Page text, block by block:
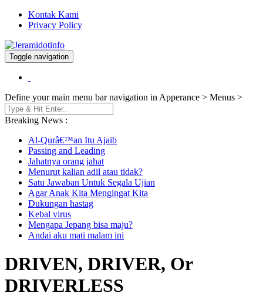
Kontak Kami
Privacy Policy
Jeramidotinfo
Berita dan Informasi Terkini
Toggle navigation
Define your main menu bar navigation in Apperance > Menus >
Breaking News :
Al-Qurâ€™an Itu Ajaib
Passing and Leading
Jahatnya orang jahat
Menurut kalian adil atau tidak?
Satu Jawaban Untuk Segala Ujian
Agar Anak Kita Mengingat Kita
Dukungan hastag
Kebal virus
Mengapa Jepang bisa maju?
Andai aku mati malam ini
DRIVEN, DRIVER, Or
DRIVERLESS